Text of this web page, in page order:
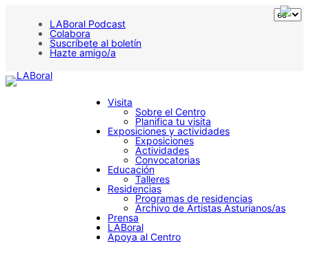
LABoral Podcast
Colabora
Suscríbete al boletín
Hazte amigo/a
Visita
Sobre el Centro
Planifica tu visita
Exposiciones y actividades
Exposiciones
Actividades
Convocatorias
Educación
Talleres
Residencias
Programas de residencias
Archivo de Artistas Asturianos/as
Prensa
LABoral
Apoya al Centro